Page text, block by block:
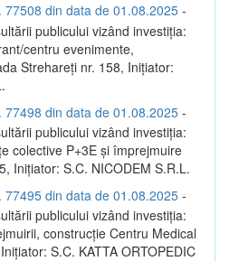
77508 din data de 01.08.2025 -
publicului vizând investiția:
centru evenimente,
Strehareți nr. 158, Inițiator:
77498 din data de 01.08.2025 -
publicului vizând investiția:
colective P+3E și împrejmuire
Inițiator: S.C. NICODEM S.R.L.
77495 din data de 01.08.2025 -
publicului vizând investiția:
construcție Centru Medical
S.C. KATTA ORTOPEDIC